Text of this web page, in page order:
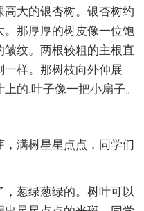
大的银杏树。银杏树约
那厚厚的树皮像一位饱
纹。两根较粗的主根直
样。那树枝向外伸展
的.叶子像一把小扇子。
满树星星点点，同学们
葱绿葱绿的。树叶可以